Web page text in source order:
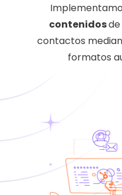
contenidos
contactos
formatos